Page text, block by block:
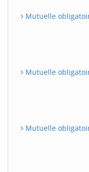
Mutuelle
Mutuelle
Mutuelle